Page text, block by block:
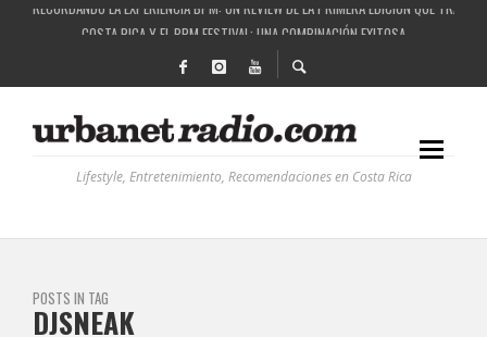
COSTA RICA Y EL BPM FESTIVAL: UNA COMBINACIÓN EXITOSA
RUTAS NATURBANAS: EL PROYECTO QUE ESTÁ TRANSFORMANDO LA CALIDAD DE
LA HISTORIA DETRÁS DE LA MÚSICA ELECTRÓNICA: BBC RADIOPHONIC WORKSHOP
Lifestyle, Entretenimiento, Recomendaciones en Costa Rica
POSTS IN TAG
DJSNEAK